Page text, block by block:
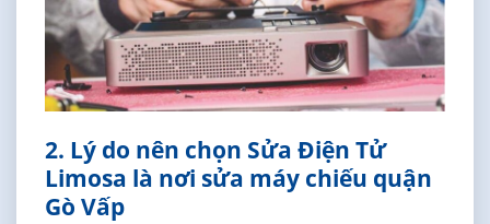
2. Lý do nên chọn Sửa Điện Tử
Limosa là nơi sửa máy chiếu quận
Gò Vấp